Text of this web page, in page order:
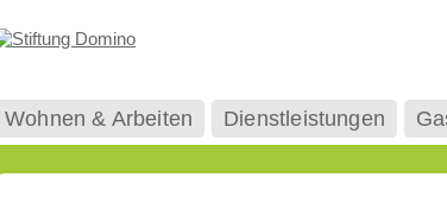
Wohnen & Arbeiten Dienstleistungen